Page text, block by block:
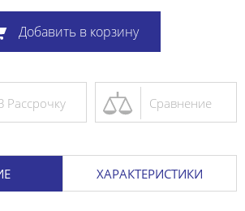
Добавить в корзину
Сравнение
Рассрочку
ХАРАКТЕРИСТИКИ